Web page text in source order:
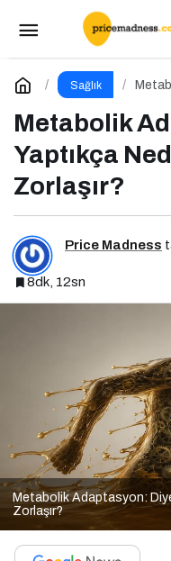
Sağlık
Metabolik
Yaptıkça
Zorlaşır?
Price Madness
8dk, 12sn
Metabolik Adaptasyon:
Zorlaşır?
Metabolik
Kilo Vermek Zorlaşır?
Yorum Yap